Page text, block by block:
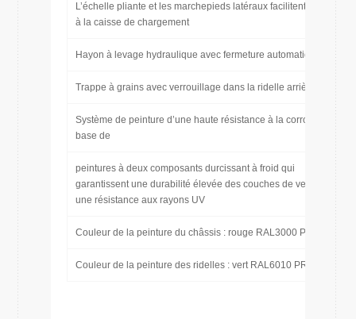
L’échelle pliante et les marchepieds latéraux facilitent l’accès
à la caisse de chargement
Hayon à levage hydraulique avec fermeture automatique
Trappe à grains avec verrouillage dans la ridelle arrière
Système de peinture d’une haute résistance à la corrosion à
base de
peintures à deux composants durcissant à froid qui
garantissent une durabilité élevée des couches de vernis et
une résistance aux rayons UV
Couleur de la peinture du châssis : rouge RAL3000 PRONAR
Couleur de la peinture des ridelles : vert RAL6010 PRONAR